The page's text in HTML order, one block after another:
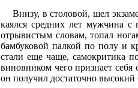
Внизу, в столовой, шел
каялся средних лет мужчина с
отрывистым словам, топал
бамбуковой палкой по полу и
стали еще чаще, самокритика
виновником чего признает
он получил достаточно